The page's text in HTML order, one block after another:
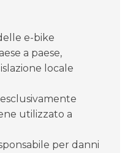
e-bike
a paese,
locale
utilizzato a
per danni